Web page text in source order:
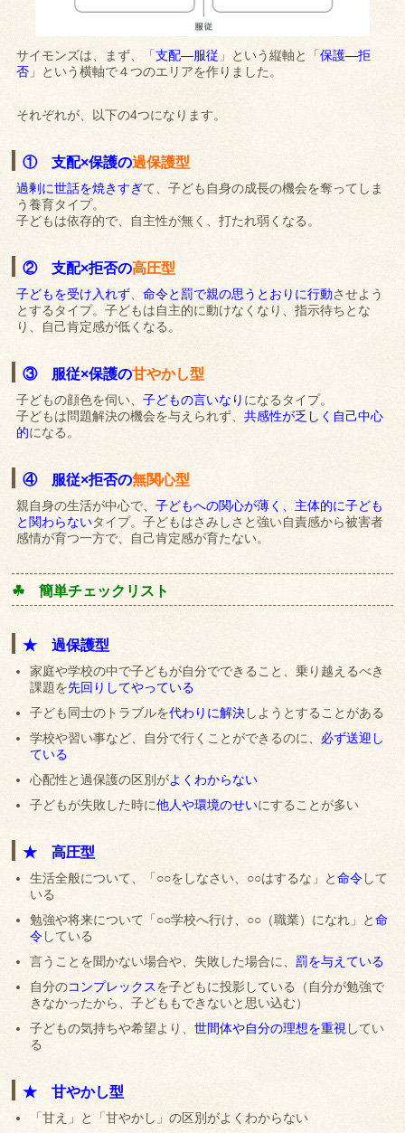
サイモンズは、まず、「支配―服従 」という縦軸と「保護―拒
否 」という横軸で４つのエリアを作りました。
それぞれが、以下の4つになります。
① 支配×保護の過保護型
過剰に世話を焼きすぎて、子ども自身の成長の機会を奪ってしま
う養育タイプ。
子どもは依存的で、自主性が無く、打たれ弱くなる。
② 支配×拒否の高圧型
子どもを受け入れず、命令と罰で親の思うとおりに行動させよう
とするタイプ。子どもは自主的に動けなくなり、指示待ちとな
り、自己肯定感が低くなる。
③ 服従×保護の甘やかし型
子どもの顔色を伺い、子どもの言いなり になるタイプ。
子どもは問題解決の機会を与えられず、共感性が乏しく自己中心
的になる。
④ 服従×拒否の無関心型
親自身の生活が中心で、子どもへの関心が薄く、主体的に子ども
と関わらないタイプ。子どもはさみしさと強い自責感から被害者
感情が育つ一方で、自己肯定感が育たない。
☘ 簡単チェックリスト
★ 過保護型
家庭や学校の中で子どもが自分でできること、乗り越えるべき
課題を先回りしてやっている
子ども同士のトラブルを代わりに解決しようとすることがある
学校や習い事など、自分で行くことができるのに、 必ず送迎し
ている
心配性と過保護の区別がよくわからない
子どもが失敗した時に他人や環境のせいにすることが多い
★ 高圧型
生活全般について、「○○をしなさい、○○はするな」と命令して
いる
勉強や将来について「○○学校へ行け、○○（職業）になれ」と命
令している
言うことを聞かない場合や、失敗した場合に、罰を与えている
自分のコンプレックスを子どもに投影している（自分が勉強で
きなかったから、子どももできないと思い込む）
子どもの気持ちや希望より、世間体や自分の理想を重視してい
る
★ 甘やかし型
「甘え」と「甘やかし」の区別がよくわからない